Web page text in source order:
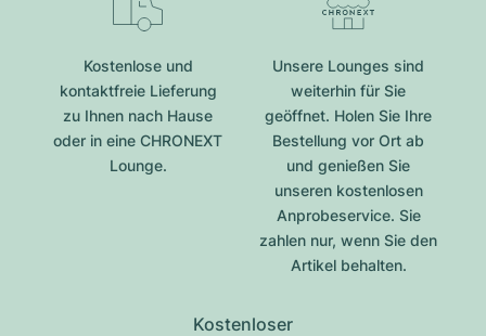
Kostenlose und
kontaktfreie Lieferung
zu Ihnen nach Hause
oder in eine CHRONEXT
Lounge.
Unsere Lounges sind
weiterhin für Sie
geöffnet. Holen Sie Ihre
Bestellung vor Ort ab
und genießen Sie
unseren kostenlosen
Anprobeservice. Sie
zahlen nur, wenn Sie den
Artikel behalten.
Kostenloser